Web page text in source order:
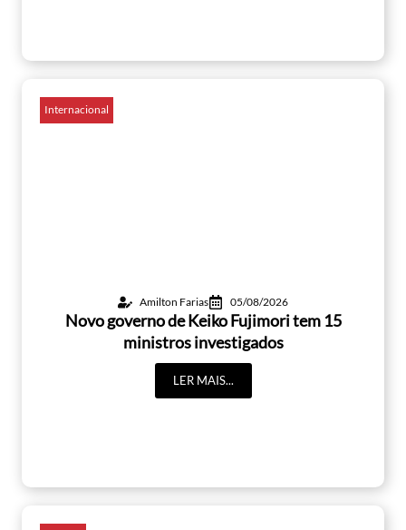
Internacional
Amilton Farias 05/08/2026
Novo governo de Keiko Fujimori tem 15
ministros investigados
LER MAIS...